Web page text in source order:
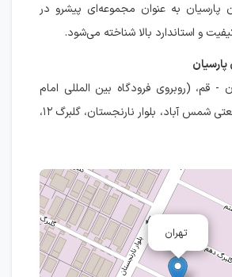
پارسیان به عنوان مجموعه‌ای پیشرو در
و استاندارد بالا شناخته می‌شود.
- قم، (روبروی فرودگاه بین المللی امام
خمینی)، شهرک صنعتی شمس آباد، بلوار نارنجستان، گلبرگ ۱۲،
تهران